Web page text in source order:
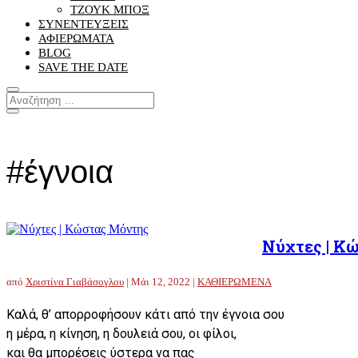
ΤΖΟΥΚ ΜΠΟΞ
ΣΥΝΕΝΤΕΥΞΕΙΣ
ΑΦΙΕΡΩΜΑΤΑ
BLOG
SAVE THE DATE
#έγνοια
Νύχτες |
από Χριστίνα Γιαβάσογλου | Μάι 12, 2022 | ΚΑΘΙΕΡΩΜΕΝΑ
Καλά, θ’ απορροφήσουν κάτι από την έγνοια σου
η μέρα, η κίνηση, η δουλειά σου, οι φίλοι,
και θα μπορέσεις ύστερα να πας